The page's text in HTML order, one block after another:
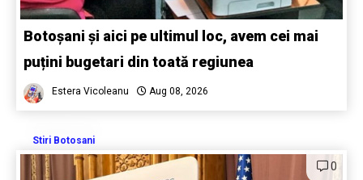
Botoșani și aici pe ultimul loc, avem cei mai
puțini bugetari din toată regiunea
Estera Vicoleanu Aug 08, 2026
Stiri Botosani
0